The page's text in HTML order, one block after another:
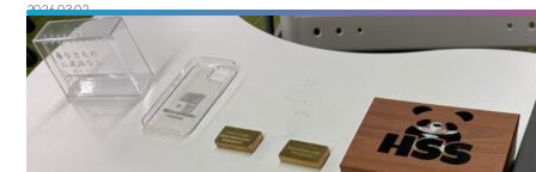
2026.03.02